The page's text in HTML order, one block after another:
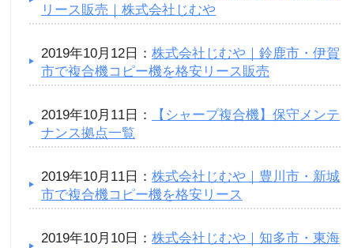
リース販売｜株式会社じむや
2019年10月12日： 株式会社じむや｜鈴鹿市・伊賀
市で複合機コピー機を格安リース販売
2019年10月11日：
【シャープ複合機】保守メンテ
ナンス拠点一覧
2019年10月11日： 株式会社じむや｜豊川市・新城
市で複合機コピー機を格安リース
2019年10月10日： 株式会社じむや｜知多市・東海